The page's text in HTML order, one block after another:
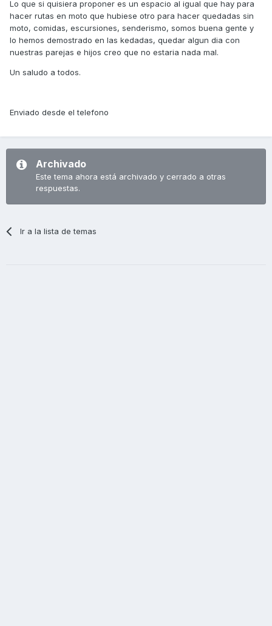
Lo que si quisiera proponer es un espacio al igual que hay para
hacer rutas en moto que hubiese otro para hacer quedadas sin
moto, comidas, escursiones, senderismo, somos buena gente y
lo hemos demostrado en las kedadas, quedar algun dia con
nuestras parejas e hijos creo que no estaria nada mal.
Un saludo a todos.
Enviado desde el telefono
Archivado
Este tema ahora está archivado y cerrado a otras
respuestas.
Ir a la lista de temas